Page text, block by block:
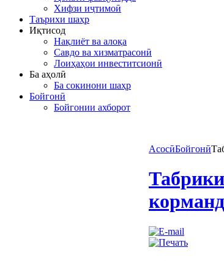
Хифзи иҷтимоӣ
Таърихи шаҳр
Иқтисод
Нақлиёт ва алоқа
Савдо ва хизматрасонӣ
Лоиҳаҳои инвеститсионӣ
Ба аҳолӣ
Ба сокинони шаҳр
Бойгонӣ
Бойгонии ахборот
АсосӣБойгонӣ